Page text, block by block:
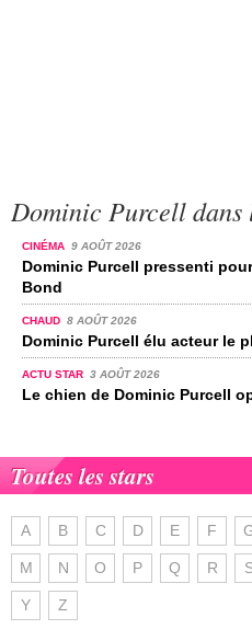
Dominic Purcell
CINÉMA 9 AOÛT 2026
Dominic Purcell pressenti
Bond
CHAUD 8 AOÛT 2026
Dominic Purcell élu acteur le
ACTU STAR 3 AOÛT 2026
Le chien de Dominic Purcell
Toutes les stars
A B C D E F
M N O P Q R
Y Z